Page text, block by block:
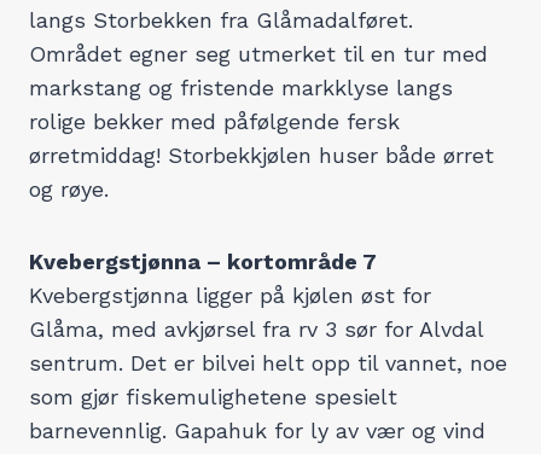
langs Storbekken fra Glåmadalføret.
Området egner seg utmerket til en tur med
markstang og fristende markklyse langs
rolige bekker med påfølgende fersk
ørretmiddag! Storbekkjølen huser både ørret
og røye.
Kvebergstjønna – kortområde 7
Kvebergstjønna ligger på kjølen øst for
Glåma, med avkjørsel fra rv 3 sør for Alvdal
sentrum. Det er bilvei helt opp til vannet, noe
som gjør fiskemulighetene spesielt
barnevennlig. Gapahuk for ly av vær og vind